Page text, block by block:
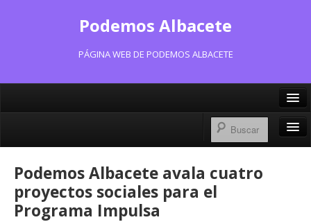
Podemos Albacete
PÁGINA WEB DE PODEMOS ALBACETE
Facebook
Instagram
Bluesky
Portavoz Municipal
Consejo Ciudadano Municipal
Podemos Albacete avala cuatro
proyectos sociales para el
Programa Impulsa